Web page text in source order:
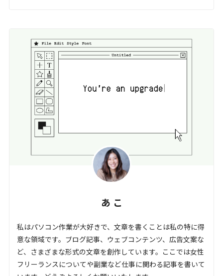
あ こ
私はパソコン作業が大好きで、文章を書くことは私の特に得
意な領域です。ブログ記事、ウェブコンテンツ、広告文案な
ど、さまざまな形式の文章を創作しています。ここでは女性
フリーランスについてや副業など仕事に関わる記事を書いて